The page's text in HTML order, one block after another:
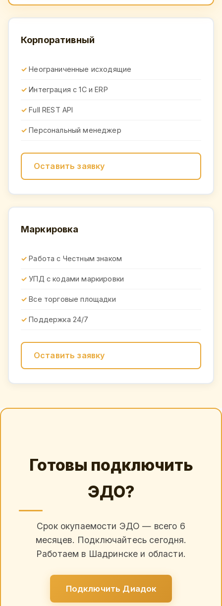
Корпоративный
Неограниченные исходящие
Интеграция с 1С и ERP
Full REST API
Персональный менеджер
Оставить заявку
Маркировка
Работа с Честным знаком
УПД с кодами маркировки
Все торговые площадки
Поддержка 24/7
Оставить заявку
Готовы подключить
ЭДО?
Срок окупаемости ЭДО — всего 6
месяцев. Подключайтесь сегодня.
Работаем в Шадринске и области.
Подключить Диадок